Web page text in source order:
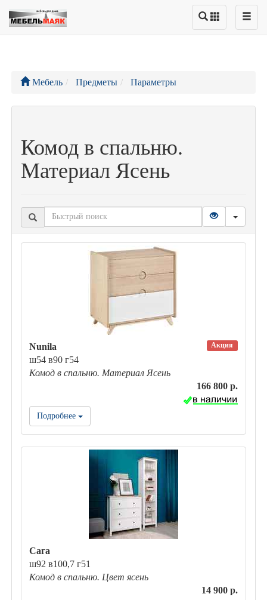
Мебель Предметы Параметры
Комод в спальню.
Материал Ясень
Акция
Nunila
ш54 в90 г54
Комод в спальню. Материал Ясень
166 800 р.
Подробнее
Сага
ш92 в100,7 г51
Комод в спальню. Цвет ясень
14 900 р.